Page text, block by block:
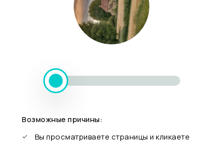
Возможные причины:
Вы просматриваете страницы и кликаете